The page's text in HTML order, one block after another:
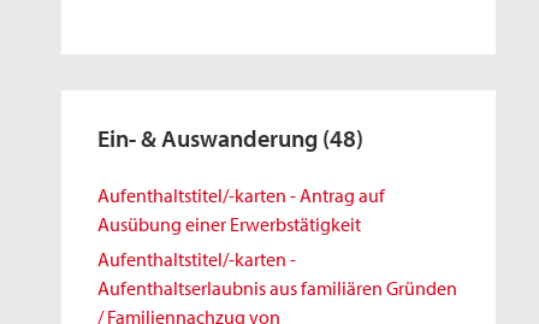
Ein- & Auswanderung (48)
Aufenthaltstitel/-karten - Antrag auf
Ausübung einer Erwerbstätigkeit
Aufenthaltstitel/-karten -
Aufenthaltserlaubnis aus familiären Gründen
/ Familiennachzug von